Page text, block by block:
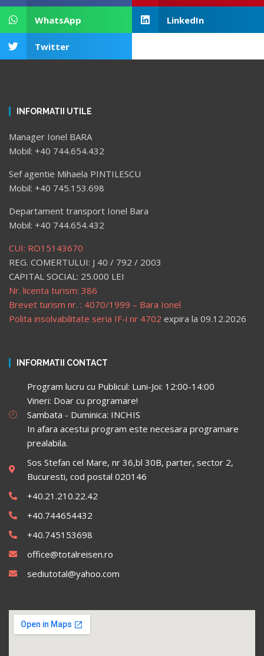
WhatsApp LinkedIn
Twitter
INFORMATII UTILE
Manager Ionel BARA
Mobil: +40 744.654.432
Sef agentie Mihaela PINTILESCU
Mobil: +40 745.153.698
Departament transport Ionel Bara
Mobil: +40 744.654.432
CUI: RO15143670
REG. COMERTULUI: J 40 / 792 / 2003
CAPITAL SOCIAL: 25.000 LEI
Nr. licenta turism: 386
Brevet turism nr. : 4070/1999 – Bara Ionel
Polita insolvabilitate seria IF-i nr 4702 expira la 09.12.2026
INFORMATII CONTACT
Program lucru cu Publicul: Luni-Joi: 12:00-14:00
Vineri: Doar cu programare!
Sambata - Duminica: INCHIS
In afara acestui program este necesara programare
prealabila.
Sos Stefan cel Mare, nr 36,bl 30B, parter, sector 2,
Bucuresti, cod postal 020146
+40.21.210.22.42
+40.744654432
+40.745153698
office@totalreisen.ro
sediutotal@yahoo.com